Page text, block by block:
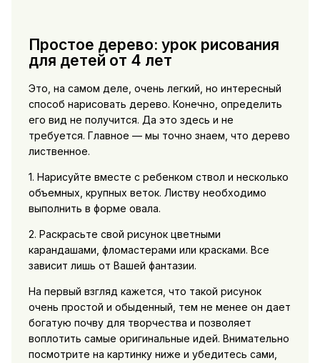
Простое дерево: урок рисования
для детей от 4 лет
Это, на самом деле, очень легкий, но интересный
способ нарисовать дерево. Конечно, определить
его вид не получится. Да это здесь и не
требуется. Главное — мы точно знаем, что дерево
лиственное.
1. Нарисуйте вместе с ребенком ствол и несколько
объемных, крупных веток. Листву необходимо
выполнить в форме овала.
2. Раскрасьте свой рисунок цветными
карандашами, фломастерами или красками. Все
зависит лишь от Вашей фантазии.
На первый взгляд кажется, что такой рисунок
очень простой и обыденный, тем не менее он дает
богатую почву для творчества и позволяет
воплотить самые оригинальные идей. Внимательно
посмотрите на картинку ниже и убедитесь сами,